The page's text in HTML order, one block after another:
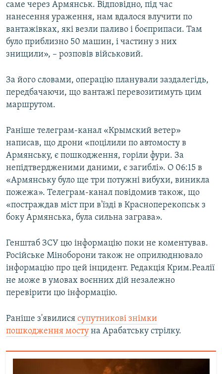
саме через Армянськ. Відповідно, під час
нанесення ураження, нам вдалося влучити по
вантажівках, які везли паливо і боєприпаси. Там
було приблизно 50 машин, і частину з них
знищили», – розповів військовий.
За його словами, операцію планували заздалегідь,
передбачаючи, що вантажі перевозитимуть цим
маршрутом.
Раніше телеграм-канал «Крымский ветер»
написав, що дрони «поцілили по автомосту в
Армянську, є пошкодження, горіли фури. За
непідтвердженими даними, є загиблі». О 06:15 в
«Армянську було ще три потужні вибухи, виникла
пожежа». Телеграм-канал повідомив також, що
«постраждав міст при в'їзді в Красноперекопськ з
боку Армянська, була сильна заграва».
Генштаб ЗСУ цю інформацію поки не коментував.
Російське Міноборони також не оприлюднювало
інформацію про цей інцидент. Редакція Крим.Реалії
не може в умовах воєнних дій незалежно
перевірити цю інформацію.
Раніше з'явилися супутникові знімки
пошкодження мосту на Арабатську стрілку.